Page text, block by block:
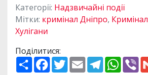
Категорії: Надзвичайні події
Мітки: кримінал Дніпро, Кримінал
Хулігани
Поділитися:
П
о
F
a
T
w
E
m
T
e
W
h
V